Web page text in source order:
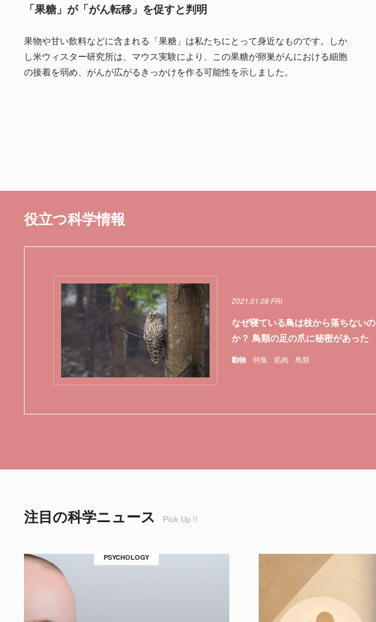
「果糖」が「がん転移」を促すと判明
果物や甘い飲料などに含まれる「果糖」は私たちにとって身近なものです。しか
し米ウィスター研究所は、マウス実験により、この果糖が卵巣がんにおける細胞
の接着を弱め、がんが広がるきっかけを作る可能性を示しました。
役立つ科学情報
動物 特集 筋肉 鳥類
2021.01.08 FRI
なぜ寝ている鳥は枝から落ちないの
か？ 鳥類の足の爪に秘密があった
注目の科学ニュース Pick Up !!
PSYCHOLOGY